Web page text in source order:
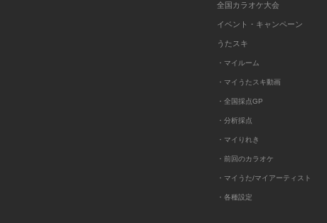
全国カラオケ大会
イベント・キャンペーン
うたスキ
・マイルーム
・マイうたスキ動画
・全国採点GP
・分析採点
・マイりれき
・前回のカラオケ
・マイうた/マイアーティスト
・各種設定